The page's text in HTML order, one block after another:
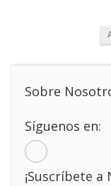
Sobre
Síguenos en:
¡Suscríbete